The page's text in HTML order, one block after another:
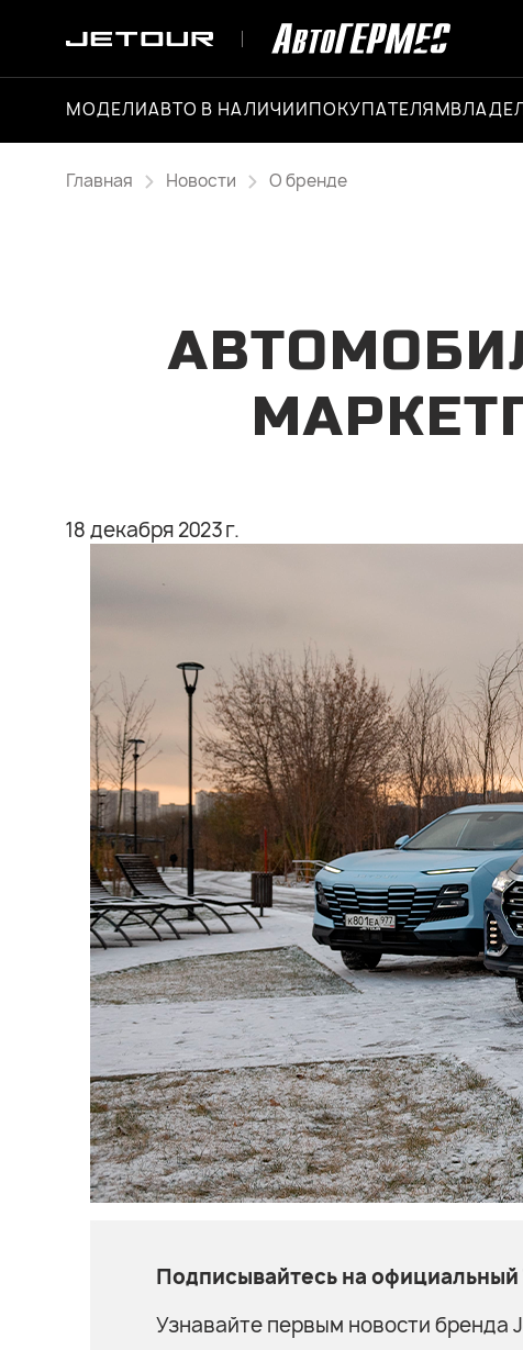
МОДЕЛИАВТО В НАЛИЧИИПОКУПАТЕЛЯМ
Главная Новости О бренде
18 декабря 2023 г.
Подписывайтесь на
Узнавайте первым новости бренда